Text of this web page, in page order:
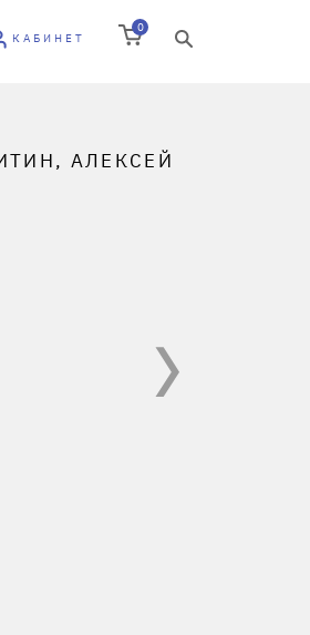
КАБИНЕТ
0
АЛЕКСЕЙ